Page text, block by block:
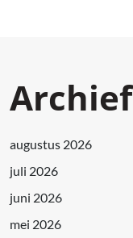
Archief
augustus 2026
juli 2026
juni 2026
mei 2026